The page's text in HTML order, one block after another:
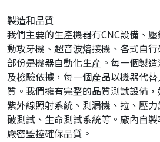
製造和品質
我們主要的生產機器有CNC設備、
動攻牙機、超音波熔接機、各式自
部份是機器自動化生產。每一個製
及檢驗依據，每一個產品以機器代
質。我們擁有完整的品質測試設備
紫外線照射系統、測漏機、拉、壓
破測試、生命測試系統等。廠內自
嚴密監控確保品質。